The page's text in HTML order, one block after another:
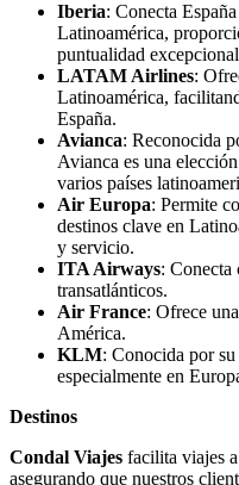
Iberia: Conecta
Latinoamérica,
puntualidad
LATAM Airlines:
Latinoamérica,
España.
Avianca: Reconocida
Avianca es una
varios países
Air Europa: Permite
destinos clave en
y servicio.
ITA Airways: Conecta
transatlánticos.
Air France: Ofrece
América.
KLM: Conocida por
especialmente en
Destinos
Condal Viajes facilita viajes
asegurando que nuestros